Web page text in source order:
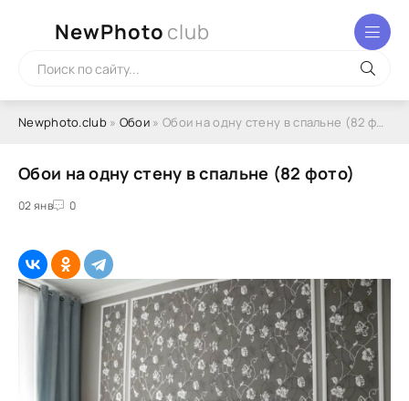
NewPhoto club
Newphoto.club» Обои » Обои на одну стену в спальне (82 фото)
Обои на одну стену в спальне (82 фото)
02 янв 0